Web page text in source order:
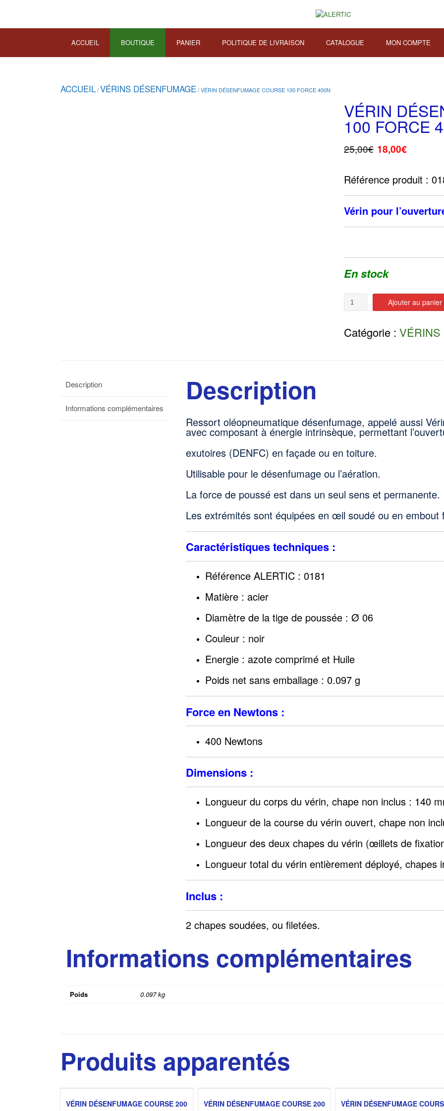
ACCUEIL BOUTIQUE PANIER POLITIQUE DE LIVRAISON CATALOGUE MON COMPTE
ACCUEIL/VÉRINS DÉSENFUMAGE/ VÉRIN DÉSENFUMAGE COURSE 100 FORCE 400N
VÉRIN
100 FORCE
25,00€ 18,00€
Référence produit :
Vérin pour
En stock
Quantité Ajouter au panier
Catégorie : VÉRINS
Description
Informations complémentaires
Description
Ressort oléopneumatique désenfumage, appelé aussi
avec composant à énergie intrinsèque, permettant
exutoires (DENFC) en façade ou en toiture.
Utilisable pour le désenfumage ou l’aération.
La force de poussé est dans un seul sens et permanente.
Les extrémités sont équipées en œil soudé ou en embout
Caractéristiques techniques :
Référence ALERTIC : 0181
Matière : acier
Diamètre de la tige de poussée : Ø 06
Couleur : noir
Energie : azote comprimé et Huile
Poids net sans emballage : 0.097 g
Force en Newtons :
400 Newtons
Dimensions :
Longueur du corps du vérin, chape non inclus : 140
Longueur de la course du vérin ouvert, chape non
Longueur des deux chapes du vérin (œillets de
Longueur total du vérin entièrement déployé, chapes
Inclus :
2 chapes soudées, ou filetées.
Informations complémentaires
Poids 0.097 kg
Produits apparentés
VÉRIN DÉSENFUMAGE COURSE 200
VÉRIN DÉSENFUMAGE COURSE 200
VÉRIN DÉSENFUMAGE